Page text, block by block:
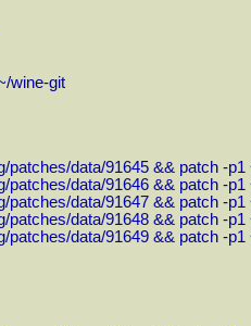
wine-git
patches/data/91645&& patch -p1
patches/data/91646&& patch -p1
patches/data/91647&& patch -p1
patches/data/91648&& patch -p1
patches/data/91649&& patch -p1